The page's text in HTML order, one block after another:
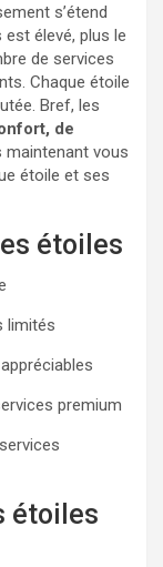
s’étend
est élevé, plus le
de services
Chaque étoile
Bref, les
de
maintenant vous
étoile et ses
étoiles
limités
premium
étoiles